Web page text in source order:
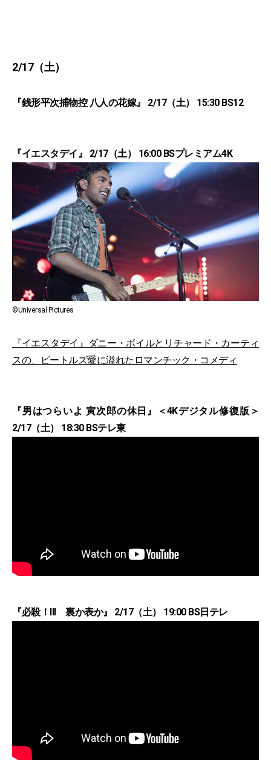
2/17（土）
『銭形平次捕物控 八人の花嫁』 2/17（土） 15:30 BS12
『イエスタデイ』 2/17（土） 16:00 BSプレミアム4K
©Universal Pictures
『イエスタデイ』ダニー・ボイルとリチャード・カーティ
スの、ビートルズ愛に溢れたロマンチック・コメディ
『男はつらいよ 寅次郎の休日』＜4Kデジタル修復版＞
2/17（土） 18:30 BSテレ東
『必殺！III 裏か表か』 2/17（土） 19:00 BS日テレ